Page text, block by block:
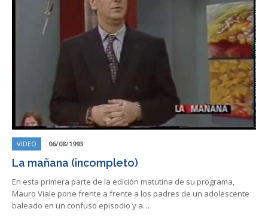
VIDEO 06/08/1993
La mañana (incompleto)
En esta primera parte de la edición matutina de su programa,
Mauro Viale pone frente a frente a los padres de un adolescente
baleado en un confuso episodio y a…